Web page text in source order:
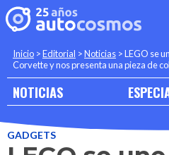
Inicio >Editorial >Noticias >LEGO se
Corvette y nos presenta una pieza de
NOTICIAS
GADGETS